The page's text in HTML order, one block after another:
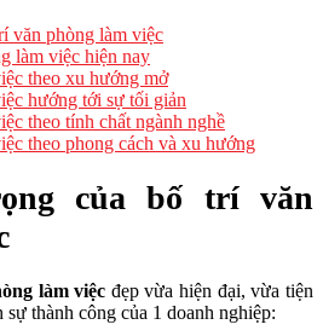
văn phòng làm việc
làm việc hiện nay
theo xu hướng mở
hướng tới sự tối giản
theo tính chất ngành nghề
theo phong cách và xu hướng
của bố trí văn
làm việc đẹp vừa hiện đại, vừa tiện
thành công của 1 doanh nghiệp: